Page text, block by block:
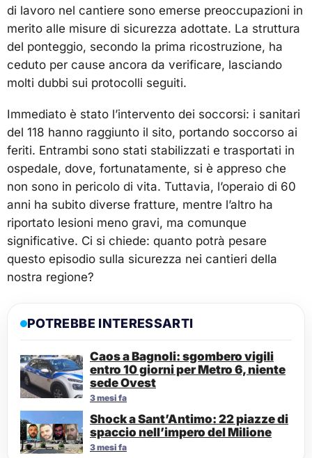
di lavoro nel cantiere sono emerse preoccupazioni in
merito alle misure di sicurezza adottate. La struttura
del ponteggio, secondo la prima ricostruzione, ha
ceduto per cause ancora da verificare, lasciando
molti dubbi sui protocolli seguiti.
Immediato è stato l’intervento dei soccorsi: i sanitari
del 118 hanno raggiunto il sito, portando soccorso ai
feriti. Entrambi sono stati stabilizzati e trasportati in
ospedale, dove, fortunatamente, si è appreso che
non sono in pericolo di vita. Tuttavia, l’operaio di 60
anni ha subito diverse fratture, mentre l’altro ha
riportato lesioni meno gravi, ma comunque
significative. Ci si chiede: quanto potrà pesare
questo episodio sulla sicurezza nei cantieri della
nostra regione?
POTREBBE INTERESSARTI
Caos a Bagnoli: sgombero vigili
entro 10 giorni per Metro 6, niente
sede Ovest
3 mesi fa
Shock a Sant’Antimo: 22 piazze di
spaccio nell’impero del Milione
3 mesi fa